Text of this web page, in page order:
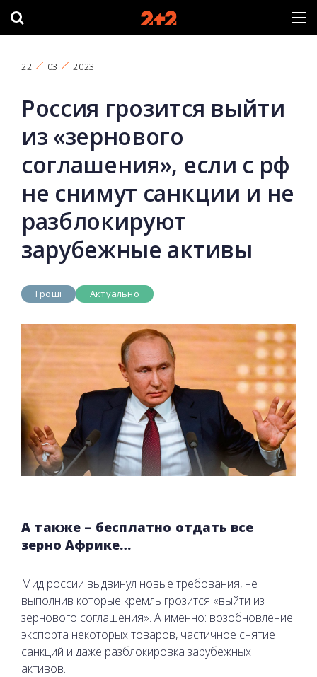
22 03 2023
Россия грозится выйти
из «зернового
соглашения», если с рф
не снимут санкции и не
разблокируют
зарубежные активы
Гроші Актуально
А также – бесплатно отдать все
зерно Африке…
Мид россии выдвинул новые требования, не
выполнив которые кремль грозится «выйти из
зернового соглашения». А именно: возобновление
экспорта некоторых товаров, частичное снятие
санкций и даже разблокировка зарубежных
активов.